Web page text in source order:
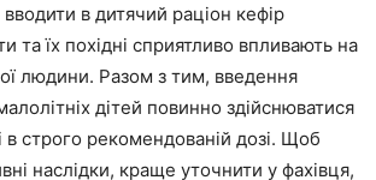
в дитячий раціон кефір
та їх похідні сприятливо впливають на
людини. Разом з тим, введення
дітей повинно здійснюватися
в строго рекомендованій дозі. Щоб
наслідки, краще уточнити у фахівця,